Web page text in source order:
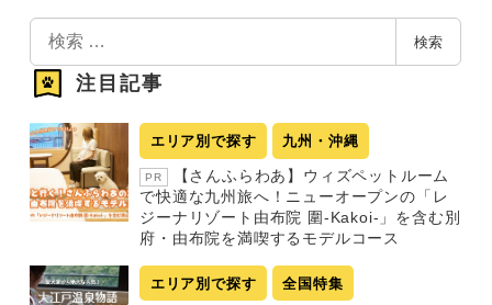
索
検索
注目記事
エリア別で探す 九州・沖縄
PR
【さんふらわあ】ウィズペットルーム
で快適な九州旅へ！ニューオープンの「レ
ジーナリゾート由布院 圍-Kakoi-」を含む別
府・由布院を満喫するモデルコース
エリア別で探す 全国特集